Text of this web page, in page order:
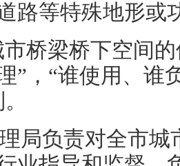
路等特殊地形或
桥梁桥下空间
”，“谁使用、谁
局负责对全市城